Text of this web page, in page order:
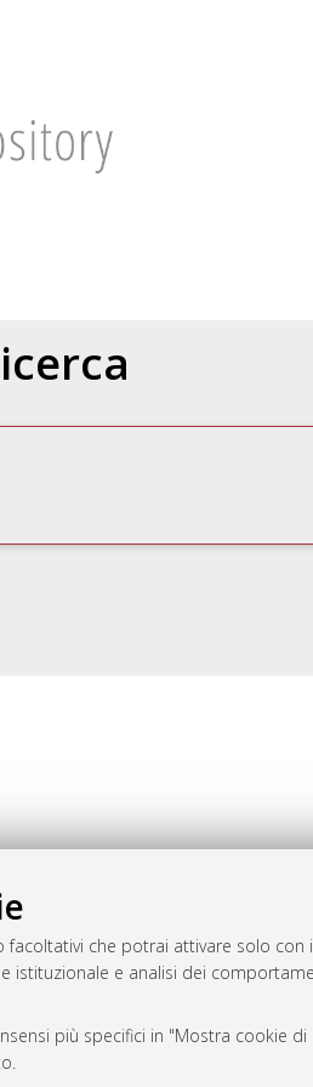
che potrai attivare solo con
istituzionale e analisi dei
più specifici in "Mostra cookie